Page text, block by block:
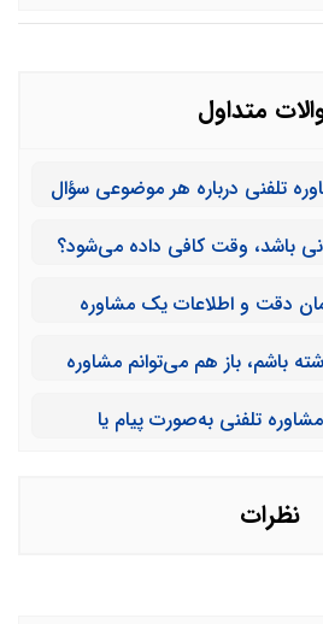
متداول
تلفنی درباره هر موضوعی سؤال
دقت و اطلاعات یک مشاوره
باشم، باز هم می‌توانم مشاوره
تلفنی به‌صورت پیام یا
نظرات